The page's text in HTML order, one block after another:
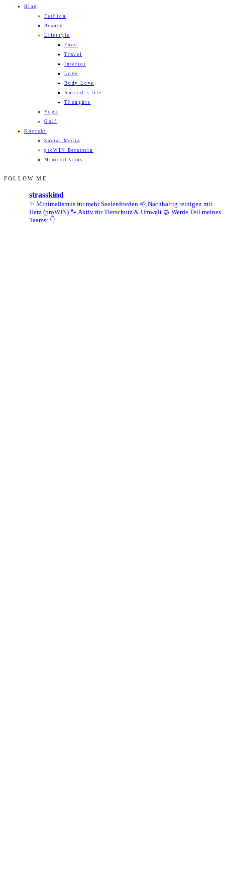
Blog
Fashion
Beauty
Lifestyle
Food
Travel
Interior
Love
Body Love
Animal’s life
Thoughts
Yoga
Golf
Kontakt
Social Media
proWIN Beraterin
Minimalismus
FOLLOW ME
strasskind
✨ Minimalismus für mehr Seelenfrieden 🌱 Nachhaltig reinigen mit
Herz (proWIN) 🐾 Aktiv für Tierschutz & Umwelt 🤝 Werde Teil meines
Teams: 👇